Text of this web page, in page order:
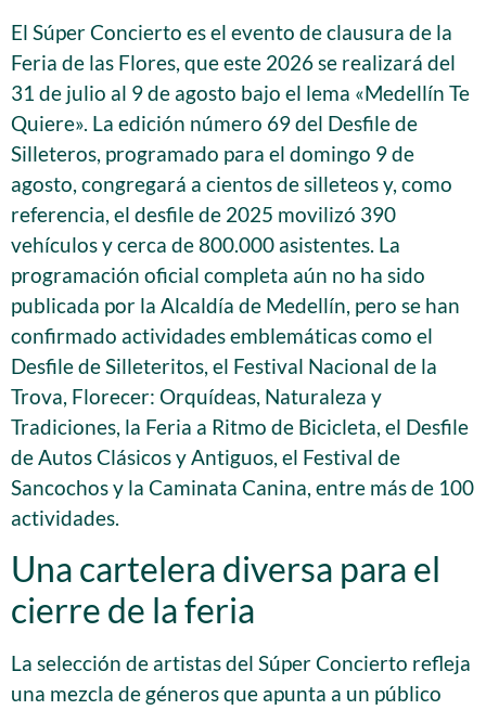
El Súper Concierto es el evento de clausura de la
Feria de las Flores, que este 2026 se realizará del
31 de julio al 9 de agosto bajo el lema «Medellín Te
Quiere». La edición número 69 del Desfile de
Silleteros, programado para el domingo 9 de
agosto, congregará a cientos de silleteos y, como
referencia, el desfile de 2025 movilizó 390
vehículos y cerca de 800.000 asistentes. La
programación oficial completa aún no ha sido
publicada por la Alcaldía de Medellín, pero se han
confirmado actividades emblemáticas como el
Desfile de Silleteritos, el Festival Nacional de la
Trova, Florecer: Orquídeas, Naturaleza y
Tradiciones, la Feria a Ritmo de Bicicleta, el Desfile
de Autos Clásicos y Antiguos, el Festival de
Sancochos y la Caminata Canina, entre más de 100
actividades.
Una cartelera diversa para el
cierre de la feria
La selección de artistas del Súper Concierto refleja
una mezcla de géneros que apunta a un público